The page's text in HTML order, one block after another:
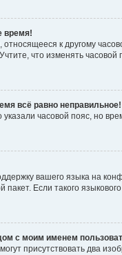
время!
к другому
что изменять
всё равно неправильное!
часовой пояс, но
вашего языка на
пакет. Если такого
с моим именем
присутствовать два